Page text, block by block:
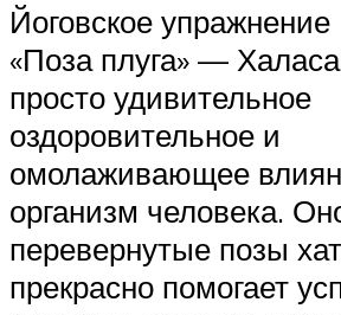
Йоговское упражнение
«Поза плуга» —
просто удивительное
оздоровительное и
омолаживающее
организм человека.
перевернутые позы
прекрасно помогает